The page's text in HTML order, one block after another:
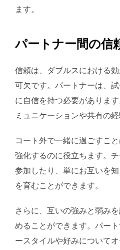
ます。
パートナー間の信
信頼は、ダブルスにおける
可欠です。パートナーは、
に自信を持つ必要がありま
ミュニケーションや共有の
コート外で一緒に過ごすこ
強化するのに役立ちます。
参加したり、単にお互いを
を育むことができます。
さらに、互いの強みと弱み
めることができます。パー
ースタイルや好みについて